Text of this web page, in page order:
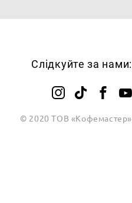
Слідкуйте за нами:
© 2020 ТОВ «Кофемастер»